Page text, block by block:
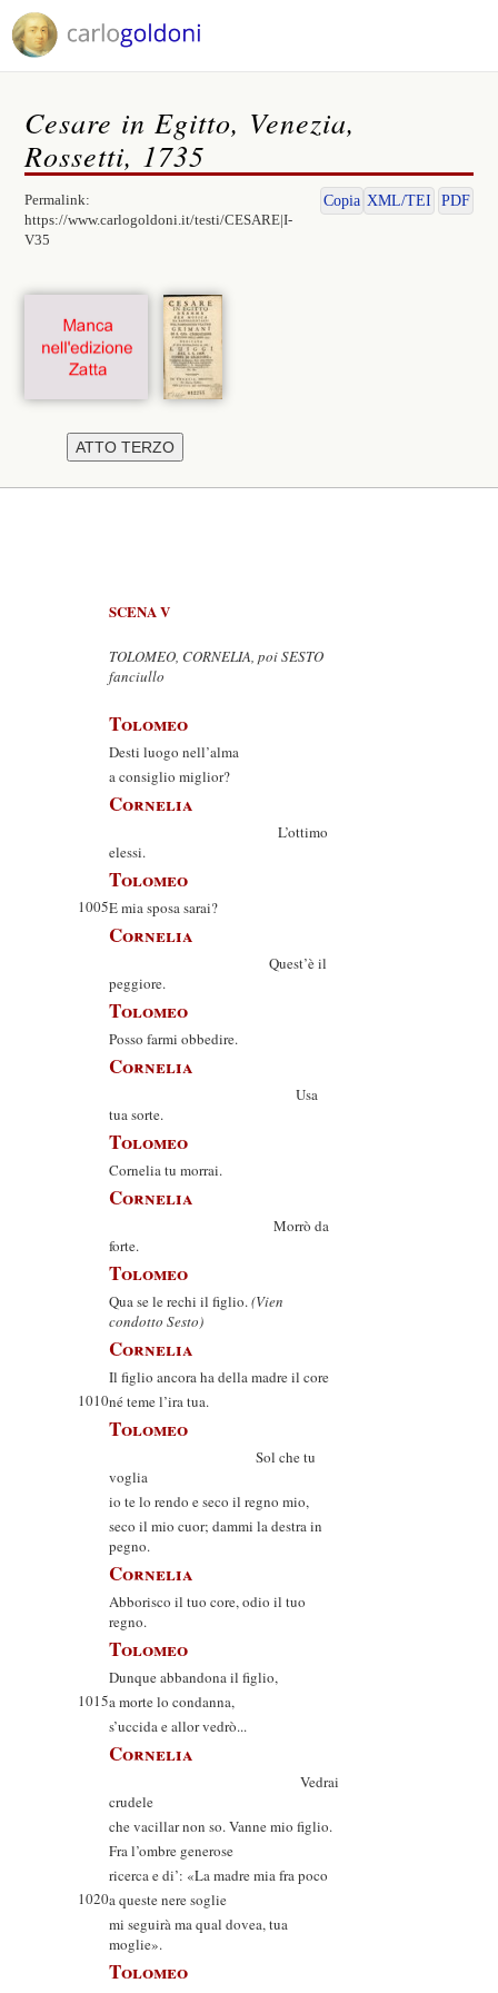
Cesare in Egitto, Venezia,
Rossetti, 1735
Permalink:
https://www.carlogoldoni.it/testi/CESARE|I-
V35
Copia XML/TEI PDF
SCENA V
TOLOMEO, CORNELIA, poi SESTO
fanciullo
Tolomeo
Desti luogo nell’alma
a consiglio miglior?
Cornelia
L’ottimo
elessi.
Tolomeo
1005E mia sposa sarai?
Cornelia
Quest’è il
peggiore.
Tolomeo
Posso farmi obbedire.
Cornelia
Usa
tua sorte.
Tolomeo
Cornelia tu morrai.
Cornelia
Morrò da
forte.
Tolomeo
Qua se le rechi il figlio.(Vien
condotto Sesto)
Cornelia
Il figlio ancora ha della madre il core
1010né teme l’ira tua.
Tolomeo
Sol che tu
voglia
io te lo rendo e seco il regno mio,
seco il mio cuor; dammi la destra in
pegno.
Cornelia
Abborisco il tuo core, odio il tuo
regno.
Tolomeo
Dunque abbandona il figlio,
1015a morte lo condanna,
s’uccida e allor vedrò...
Cornelia
Vedrai
crudele
che vacillar non so. Vanne mio figlio.
Fra l’ombre generose
ricerca e di’: «La madre mia fra poco
1020a queste nere soglie
mi seguirà ma qual dovea, tua
moglie».
Tolomeo